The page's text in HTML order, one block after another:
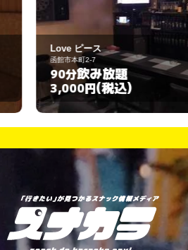
スタンド 万貴
函館市本町1-38
90分飲み放題
3,000円(税込)